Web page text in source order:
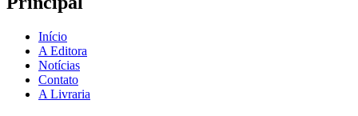
Início
A Editora
Notícias
Contato
A Livraria